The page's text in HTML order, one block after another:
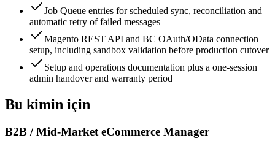
Job Queue entries for scheduled sync, reconciliation and
automatic retry of failed messages
Magento REST API and BC OAuth/OData connection
setup, including sandbox validation before production cutover
Setup and operations documentation plus a one-session
admin handover and warranty period
Bu kimin için
B2B / Mid-Market eCommerce Manager